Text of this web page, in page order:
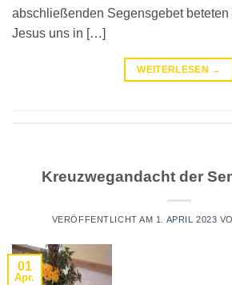
abschließenden Segensgebet beteten
Jesus uns in […]
WEITERLESEN →
Kreuzwegandacht der
VERÖFFENTLICHT AM 1. APRIL 2023
01
Apr.